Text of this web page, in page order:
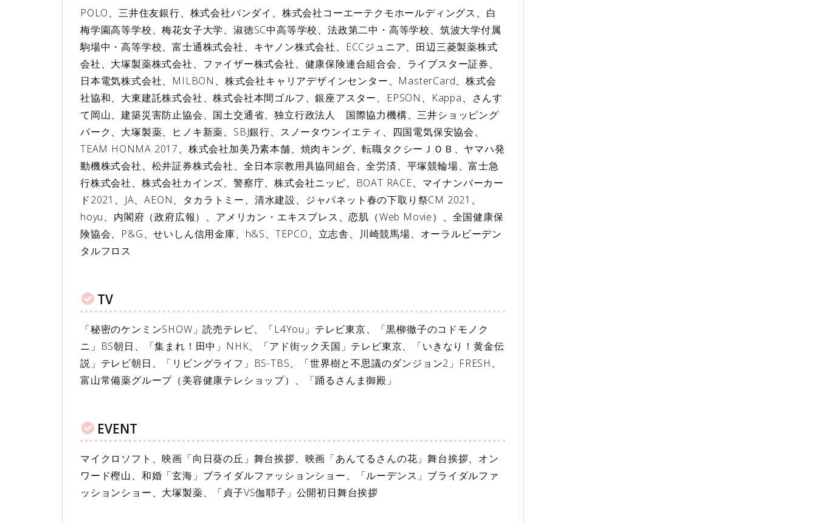
POLO、三井住友銀行、株式会社バンダイ、株式会社コーエーテクモホールディングス、白
梅学園高等学校、梅花女子大学、淑徳SC中高等学校、法政第二中・高等学校、筑波大学付属
駒場中・高等学校、富士通株式会社、キヤノン株式会社、ECCジュニア、田辺三菱製薬株式
会社、大塚製薬株式会社、ファイザー株式会社、健康保険連合組合会、ライブスター証券、
日本電気株式会社、MILBON、株式会社キャリアデザインセンター、MasterCard、株式会
社協和、大東建託株式会社、株式会社本間ゴルフ、銀座アスター、EPSON、Kappa、さんす
て岡山、建築災害防止協会、国土交通省、独立行政法人 国際協力機構、三井ショッピング
パーク、大塚製薬、ヒノキ新薬、SBJ銀行、スノータウンイエティ、四国電気保安協会、
TEAM HONMA 2017、株式会社加美乃素本舗、焼肉キング、転職タクシーＪＯＢ、ヤマハ発
動機株式会社、松井証券株式会社、全日本宗教用具協同組合、全労済、平塚競輪場、富士急
行株式会社、株式会社カインズ、警察庁、株式会社ニッピ、BOAT RACE、マイナンバーカー
ド2021、JA、AEON、タカラトミー、清水建設、ジャパネット春の下取り祭CM 2021、
hoyu、内閣府（政府広報）、アメリカン・エキスプレス、恋肌（Web Movie）、全国健康保
険協会、P&G、せいしん信用金庫、h&S、TEPCO、立志舎、川崎競馬場、オーラルビーデン
タルフロス
TV
「秘密のケンミンSHOW」読売テレビ、「L4You」テレビ東京、「黒柳徹子のコドモノク
ニ」BS朝日、「集まれ！田中」NHK、「アド街ック天国」テレビ東京、「いきなり！黄金伝
説」テレビ朝日、「リビングライフ」BS-TBS、「世界樹と不思議のダンジョン2」FRESH、
富山常備薬グループ（美容健康テレショップ）、「踊るさんま御殿」
EVENT
マイクロソフト、映画「向日葵の丘」舞台挨拶、映画「あんてるさんの花」舞台挨拶、オン
ワード樫山、和婚「玄海」ブライダルファッションショー、「ルーデンス」ブライダルファ
ッションショー、大塚製薬、「貞子VS伽耶子」公開初日舞台挨拶